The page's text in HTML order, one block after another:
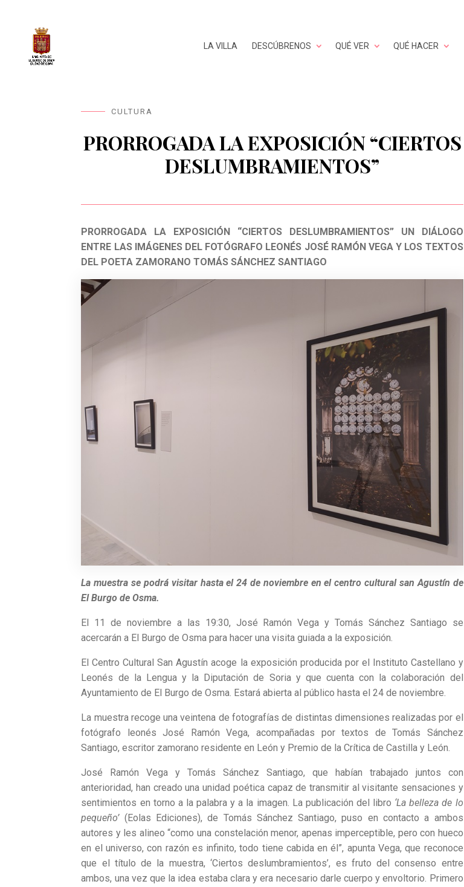
LA VILLA DESCÚBRENOS QUÉ VER QUÉ HACER
CULTURA
PRORROGADA LA EXPOSICIÓN “CIERTOS
DESLUMBRAMIENTOS”
PRORROGADA LA EXPOSICIÓN “CIERTOS DESLUMBRAMIENTOS” UN DIÁLOGO
ENTRE LAS IMÁGENES DEL FOTÓGRAFO LEONÉS JOSÉ RAMÓN VEGA Y LOS TEXTOS
DEL POETA ZAMORANO TOMÁS SÁNCHEZ SANTIAGO
La muestra se podrá visitar hasta el 24 de noviembre en el centro cultural san Agustín de
El Burgo de Osma.
El 11 de noviembre a las 19:30, José Ramón Vega y Tomás Sánchez Santiago se
acercarán a El Burgo de Osma para hacer una visita guiada a la exposición.
El Centro Cultural San Agustín acoge la exposición producida por el Instituto Castellano y
Leonés de la Lengua y la Diputación de Soria y que cuenta con la colaboración del
Ayuntamiento de El Burgo de Osma. Estará abierta al público hasta el 24 de noviembre.
La muestra recoge una veintena de fotografías de distintas dimensiones realizadas por el
fotógrafo leonés José Ramón Vega, acompañadas por textos de Tomás Sánchez
Santiago, escritor zamorano residente en León y Premio de la Crítica de Castilla y León.
José Ramón Vega y Tomás Sánchez Santiago, que habían trabajado juntos con
anterioridad, han creado una unidad poética capaz de transmitir al visitante sensaciones y
sentimientos en torno a la palabra y a la imagen. La publicación del libro ‘La belleza de lo
pequeño’(Eolas Ediciones), de Tomás Sánchez Santiago, puso en contacto a ambos
autores y les alineo “como una constelación menor, apenas imperceptible, pero con hueco
en el universo, con razón es infinito, todo tiene cabida en él”, apunta Vega, que reconoce
que el título de la muestra, ‘Ciertos deslumbramientos’, es fruto del consenso entre
ambos, una vez que la idea estaba clara y era necesario darle cuerpo y envoltorio. Primero